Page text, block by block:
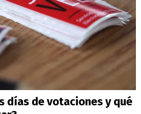
días de votaciones y qué